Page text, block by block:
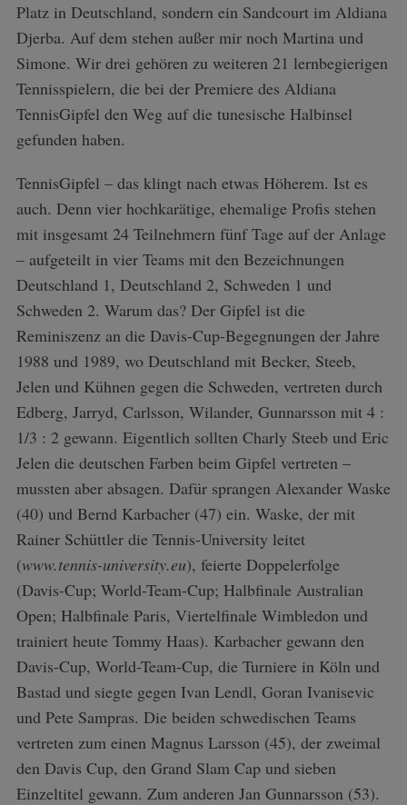
Platz in Deutschland, sondern ein Sandcourt im Aldiana
Djerba. Auf dem stehen außer mir noch Martina und
Simone. Wir drei gehören zu weiteren 21 lernbegierigen
Tennisspielern, die bei der Premiere des Aldiana
TennisGipfel den Weg auf die tunesische Halbinsel
gefunden haben.
TennisGipfel – das klingt nach etwas Höherem. Ist es
auch. Denn vier hochkarätige, ehemalige Profis stehen
mit insgesamt 24 Teilnehmern fünf Tage auf der Anlage
– aufgeteilt in vier Teams mit den Bezeichnungen
Deutschland 1, Deutschland 2, Schweden 1 und
Schweden 2. Warum das? Der Gipfel ist die
Reminiszenz an die Davis-Cup-Begegnungen der Jahre
1988 und 1989, wo Deutschland mit Becker, Steeb,
Jelen und Kühnen gegen die Schweden, vertreten durch
Edberg, Jarryd, Carlsson, Wilander, Gunnarsson mit 4 :
1/3 : 2 gewann. Eigentlich sollten Charly Steeb und Eric
Jelen die deutschen Farben beim Gipfel vertreten –
mussten aber absagen. Dafür sprangen Alexander Waske
(40) und Bernd Karbacher (47) ein. Waske, der mit
Rainer Schüttler die Tennis-University leitet
(www.tennis-university.eu), feierte Doppelerfolge
(Davis-Cup; World-Team-Cup; Halbfinale Australian
Open; Halbfinale Paris, Viertelfinale Wimbledon und
trainiert heute Tommy Haas). Karbacher gewann den
Davis-Cup, World-Team-Cup, die Turniere in Köln und
Bastad und siegte gegen Ivan Lendl, Goran Ivanisevic
und Pete Sampras. Die beiden schwedischen Teams
vertreten zum einen Magnus Larsson (45), der zweimal
den Davis Cup, den Grand Slam Cap und sieben
Einzeltitel gewann. Zum anderen Jan Gunnarsson (53).